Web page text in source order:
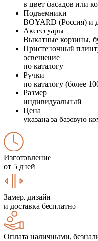
в цвет фасадов или
Подъемники
BOYARD (Россия) и
Аксессуары
Выкатные корзины,
Пристеночный
освещение
по каталогу
Ручки
по каталогу (более
Размер
индивидуальный
Цена
указана за базовую
Изготовление
от 5 дней
Замер, дизайн
и доставка бесплатно
Оплата наличными,